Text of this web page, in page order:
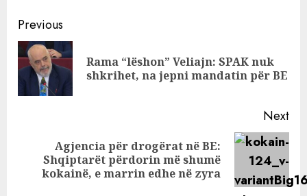
me Liridonën,
flet për jetën e
luksit të të birit
Continue
Reading
Previous
Rama “lëshon” Veliajn: SPAK nuk
shkrihet, na jepni mandatin për BE
Next
Next
post:
Agjencia për drogërat në BE:
Shqiptarët përdorin më shumë
kokainë, e marrin edhe në zyra